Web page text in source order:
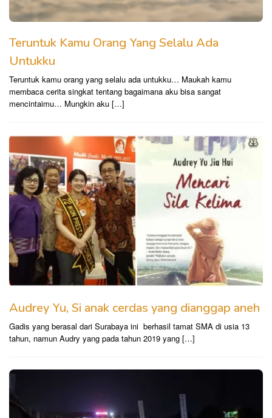
Teruntuk Kamu Orang Yang Selalu Ada
Untukku
Teruntuk kamu orang yang selalu ada untukku… Maukah kamu
membaca cerita singkat tentang bagaimana aku bisa sangat
mencintaimu… Mungkin aku […]
Audrey Yu, Si anak cerdas yang dianggap aneh
Gadis yang berasal dari Surabaya ini berhasil tamat SMA di usia 13
tahun, namun Audry yang pada tahun 2019 yang […]